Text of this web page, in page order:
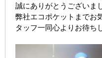
誠にありがとうございま
弊社エコポケットまでお
タッフ一同心よりお待ち